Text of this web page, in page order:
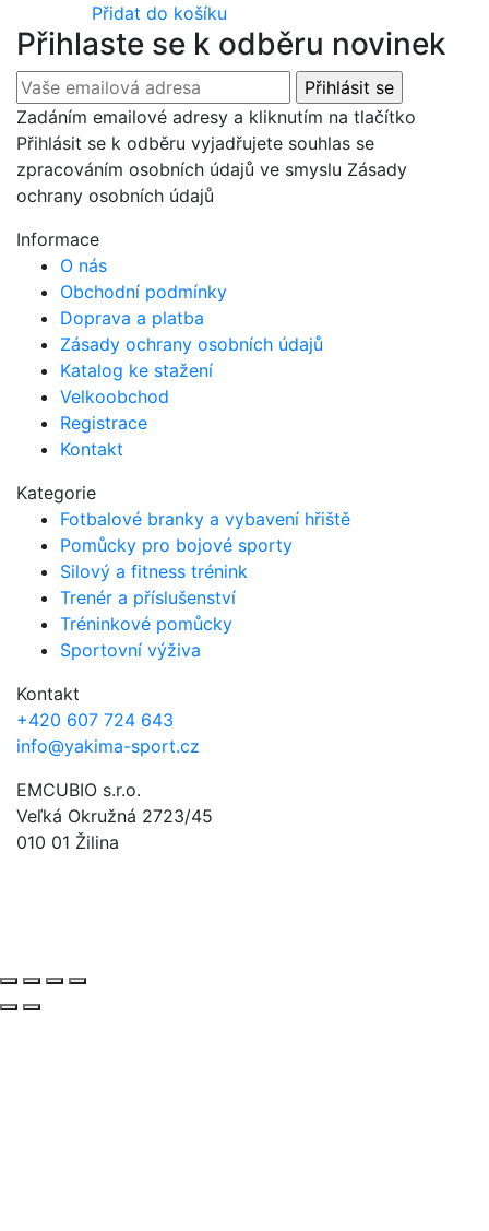
Přidat do košíku
Přihlaste se k odběru novinek
Zadáním emailové adresy a kliknutím na tlačítko
Přihlásit se k odběru vyjadřujete souhlas se
zpracováním osobních údajů ve smyslu Zásady
ochrany osobních údajů
Informace
O nás
Obchodní podmínky
Doprava a platba
Zásady ochrany osobních údajů
Katalog ke stažení
Velkoobchod
Registrace
Kontakt
Kategorie
Fotbalové branky a vybavení hřiště
Pomůcky pro bojové sporty
Silový a fitness trénink
Trenér a příslušenství
Tréninkové pomůcky
Sportovní výživa
Kontakt
+420 607 724 643
info@yakima-sport.cz
EMCUBIO s.r.o.
Veľká Okružná 2723/45
010 01 Žilina